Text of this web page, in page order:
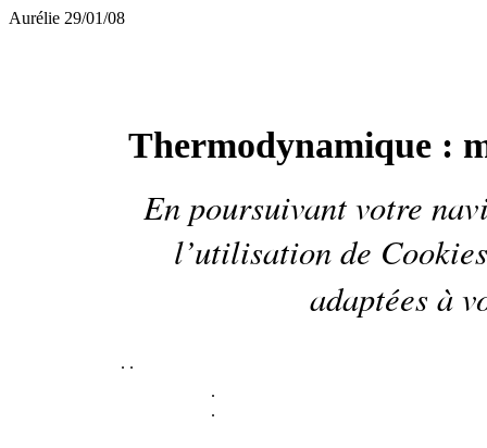
Aurélie 29/01/08
Thermodynamique :
En poursuivant votre
l’utilisation de Cookies
adaptées à
. .
.
.